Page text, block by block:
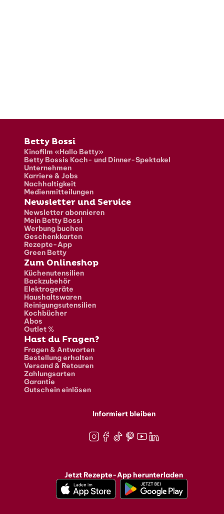
Fusszeile
Betty Bossi
Kinofilm «Hallo Betty»
Betty Bossis Koch- und Dinner-Spektakel
Unternehmen
Karriere & Jobs
Nachhaltigkeit
Medienmitteilungen
Newsletter und Service
Newsletter abonnieren
Mein Betty Bossi
Werbung buchen
Geschenkkarten
Rezepte-App
Green Betty
Zum Onlineshop
Küchenutensilien
Backzubehör
Elektrogeräte
Haushaltswaren
Reinigungsutensilien
Kochbücher
Abos
Outlet %
Hast du Fragen?
Fragen & Antworten
Bestellung erhalten
Versand & Retouren
Zahlungsarten
Garantie
Gutschein einlösen
Informiert bleiben
Jetzt Rezepte-App herunterladen